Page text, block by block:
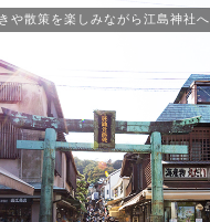
や散策を楽しみながら江島神社へ